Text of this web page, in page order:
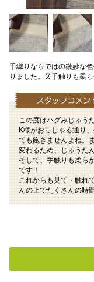
手織りならではの微妙な
りました。又手触りも柔ら
この度はハグみじゅう
K様がおっしゃる通り
ても飽きませんよね。
変わるため、じゅうた
そして、手触りも柔ら
です！
これからも見て・触れ
んの上でたくさんの時